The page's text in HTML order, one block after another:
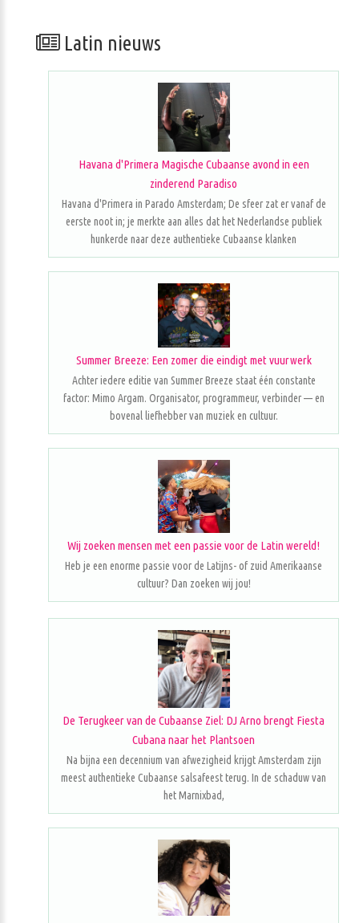
Latin nieuws
Havana d'Primera Magische Cubaanse avond in een
zinderend Paradiso
Havana d'Primera in Parado Amsterdam; De sfeer zat er vanaf de
eerste noot in; je merkte aan alles dat het Nederlandse publiek
hunkerde naar deze authentieke Cubaanse klanken
Summer Breeze: Een zomer die eindigt met vuurwerk
Achter iedere editie van Summer Breeze staat één constante
factor: Mimo Argam. Organisator, programmeur, verbinder — en
bovenal liefhebber van muziek en cultuur.
Wij zoeken mensen met een passie voor de Latin wereld!
Heb je een enorme passie voor de Latijns- of zuid Amerikaanse
cultuur? Dan zoeken wij jou!
De Terugkeer van de Cubaanse Ziel: DJ Arno brengt Fiesta
Cubana naar het Plantsoen
Na bijna een decennium van afwezigheid krijgt Amsterdam zijn
meest authentieke Cubaanse salsafeest terug. In de schaduw van
het Marnixbad,